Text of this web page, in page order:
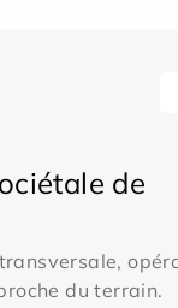
de
du terrain.